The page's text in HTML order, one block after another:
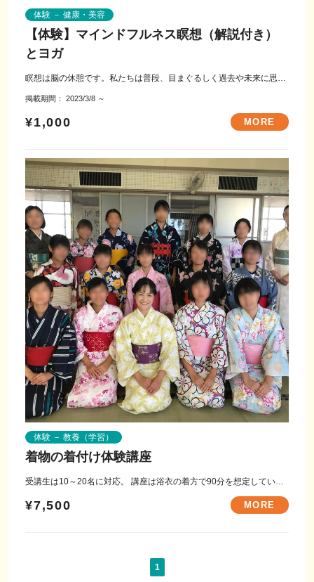
体験 － 健康・美容
【体験】マインドフルネス瞑想（解説付き）
とヨガ
瞑想は脳の休憩です。私たちは普段、目まぐるしく過去や未来に思い
掲載期間： 2023/3/8 ～
¥1,000 MORE
体験 － 教養（学習）
着物の着付け体験講座
受講生は10～20名に対応。 講座は浴衣の着方で90分を想定していま
¥7,500 MORE
1